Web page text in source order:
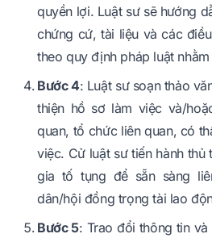
quyền lợi. Luật sư sẽ hướng
chứng cứ, tài liệu và các
theo quy định pháp luật
Bước 4: Luật sư soạn thảo
thiện hồ sơ làm việc và/
quan, tổ chức liên quan, có
việc. Cử luật sư tiến hành thủ
gia tố tụng để sẵn sàng
dân/hội đồng trọng tài lao
Bước 5: Trao đổi thông tin